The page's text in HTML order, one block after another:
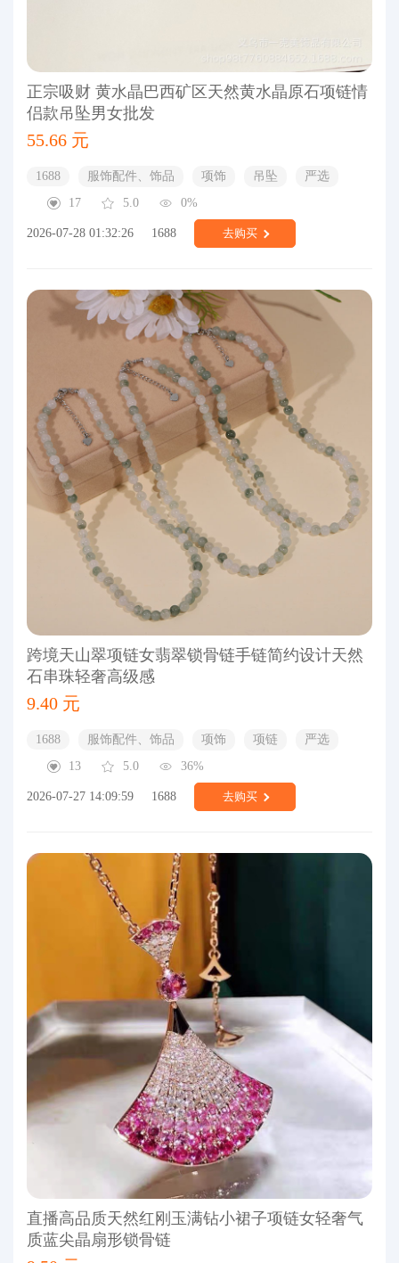
正宗吸财 黄水晶巴西矿区天然黄水晶原石项链情
侣款吊坠男女批发
55.66 元
1688 服饰配件、饰品 项饰 吊坠
严选
17
5.0 0%
2026-07-28 01:32:26 1688 去购买
跨境天山翠项链女翡翠锁骨链手链简约设计天然
石串珠轻奢高级感
9.40 元
1688 服饰配件、饰品 项饰 项链
严选
13
5.0 36%
2026-07-27 14:09:59 1688 去购买
直播高品质天然红刚玉满钻小裙子项链女轻奢气
质蓝尖晶扇形锁骨链